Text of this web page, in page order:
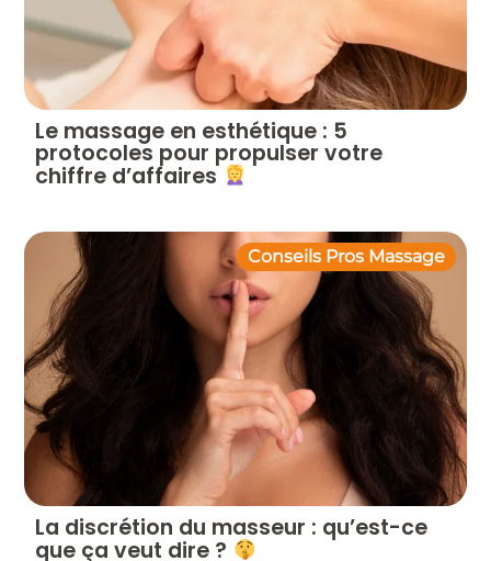
Le massage en esthétique : 5
protocoles pour propulser votre
chiffre d’affaires
Conseils Pros Massage
La discrétion du masseur : qu’est-ce
que ça veut dire ?